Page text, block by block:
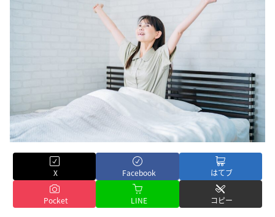
X Facebook はてブ
Pocket LINE コピー